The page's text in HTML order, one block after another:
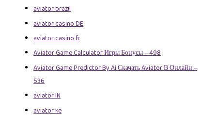
aviator brazil
aviator casino DE
aviator casino fr
Aviator Game Calculator Игры Бонусы – 498
Aviator Game Predictor By Ai Скачать Aviator В Онлайн –
536
aviator IN
aviator ke